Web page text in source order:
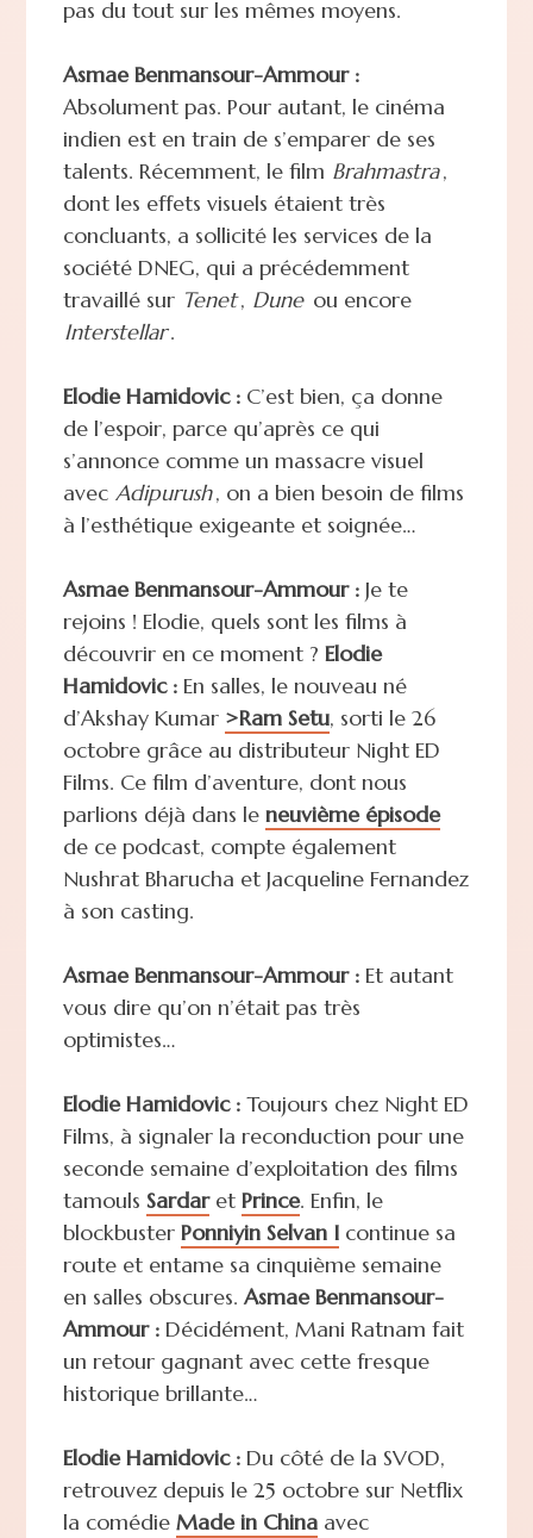
pas du tout sur les mêmes moyens.
Asmae Benmansour-Ammour :
Absolument pas. Pour autant, le cinéma
indien est en train de s’emparer de ses
talents. Récemment, le film Brahmastra,
dont les effets visuels étaient très
concluants, a sollicité les services de la
société DNEG, qui a précédemment
travaillé sur Tenet, Dune ou encore
Interstellar.
Elodie Hamidovic :C’est bien, ça donne
de l’espoir, parce qu’après ce qui
s’annonce comme un massacre visuel
avec Adipurush, on a bien besoin de films
à l’esthétique exigeante et soignée…
Asmae Benmansour-Ammour :Je te
rejoins ! Elodie, quels sont les films à
découvrir en ce moment ? Elodie
Hamidovic :En salles, le nouveau né
d’Akshay Kumar >Ram Setu, sorti le 26
octobre grâce au distributeur Night ED
Films. Ce film d’aventure, dont nous
parlions déjà dans le neuvième épisode
de ce podcast, compte également
Nushrat Bharucha et Jacqueline Fernandez
à son casting.
Asmae Benmansour-Ammour :Et autant
vous dire qu’on n’était pas très
optimistes…
Elodie Hamidovic : Toujours chez Night ED
Films, à signaler la reconduction pour une
seconde semaine d’exploitation des films
tamouls Sardaret Prince. Enfin, le
blockbuster Ponniyin Selvan Icontinue sa
route et entame sa cinquième semaine
en salles obscures. Asmae Benmansour-
Ammour :Décidément, Mani Ratnam fait
un retour gagnant avec cette fresque
historique brillante…
Elodie Hamidovic :Du côté de la SVOD,
retrouvez depuis le 25 octobre sur Netflix
la comédie Made in Chinaavec